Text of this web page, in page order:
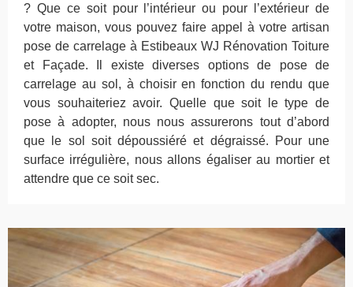
? Que ce soit pour l’intérieur ou pour l’extérieur de
votre maison, vous pouvez faire appel à votre artisan
pose de carrelage à Estibeaux WJ Rénovation Toiture
et Façade. Il existe diverses options de pose de
carrelage au sol, à choisir en fonction du rendu que
vous souhaiteriez avoir. Quelle que soit le type de
pose à adopter, nous nous assurerons tout d’abord
que le sol soit dépoussiéré et dégraissé. Pour une
surface irrégulière, nous allons égaliser au mortier et
attendre que ce soit sec.